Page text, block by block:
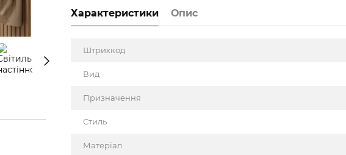
Характеристики Опис
Штрихкод
Вид
Призначення
Стиль
Матеріал